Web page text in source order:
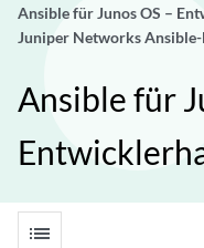
Ansible für Junos OS –
Juniper Networks
Ansible für
list